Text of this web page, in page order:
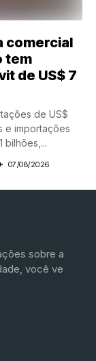
comercial
tem
de US$ 7
de US$
e importações
bilhões,...
07/08/2026
sobre a
você ve